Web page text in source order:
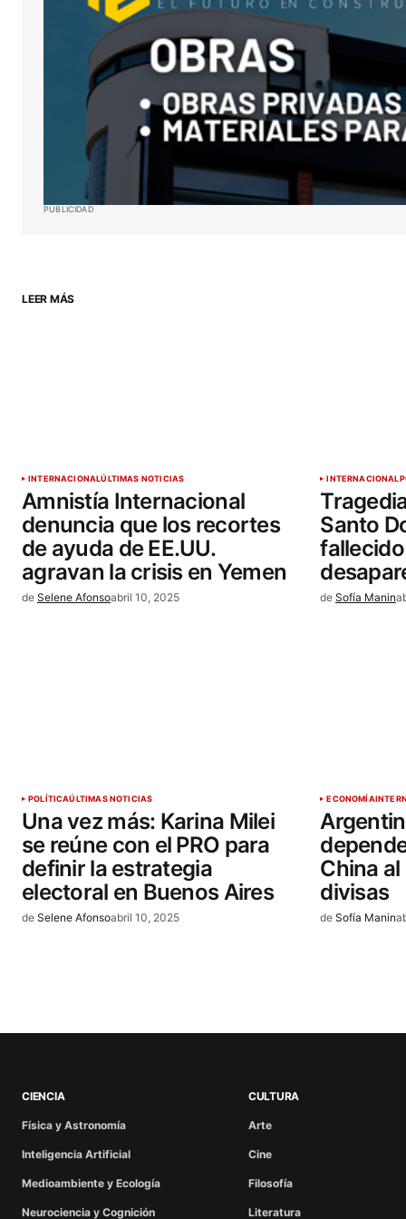
PUBLICIDAD
LEER MÁS
INTERNACIONALÚLTIMAS NOTICIAS
Amnistía Internacional
denuncia que los recortes
de ayuda de EE.UU.
agravan la crisis en Yemen
de Selene Afonsoabril 10, 2025
INTERNACIONAL
Santo
de Sofía Manin
POLÍTICAÚLTIMAS NOTICIAS
Una vez más: Karina Milei
se reúne con el PRO para
definir la estrategia
electoral en Buenos Aires
de Selene Afonsoabril 10, 2025
ECONOMÍA
China
divisas
de Sofía Manin
CIENCIA
Física y Astronomía
Inteligencia Artificial
Medioambiente y Ecología
Neurociencia y Cognición
CULTURA
Arte
Cine
Filosofía
Literatura